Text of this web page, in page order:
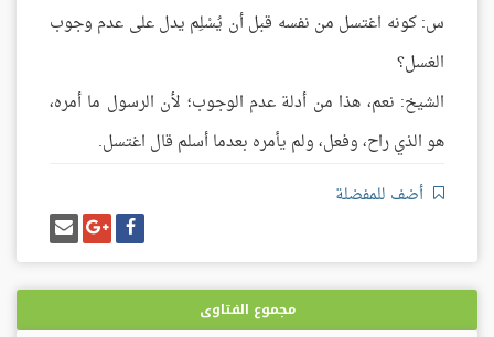
س: كونه اغتسل من نفسه قبل أن يُسْلِم يدل على عدم وجوب
الغسل؟
الشيخ: نعم، هذا من أدلة عدم الوجوب؛ لأن الرسول ما أمره،
هو الذي راح، وفعل، ولم يأمره بعدما أسلم قال اغتسل.
أضف للمفضلة
شارك
على
فيسبوك
شارك
على
غوغل
بلس
إرسل
إيميل
مجموع الفتاوى